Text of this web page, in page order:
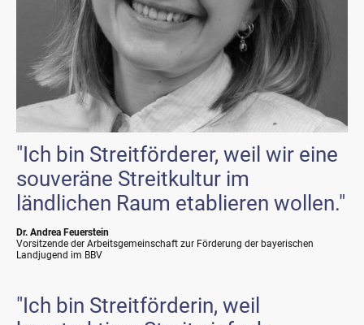
"Ich bin Streitförderer, weil wir eine
souveräne Streitkultur im
ländlichen Raum etablieren wollen."
Dr. Andrea Feuerstein
Vorsitzende der Arbeitsgemeinschaft zur Förderung der bayerischen
Landjugend im BBV
"Ich bin Streitförderin, weil